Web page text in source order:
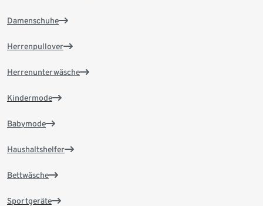
Damenschuhe
Herrenpullover
Herrenunterwäsche
Kindermode
Babymode
Haushaltshelfer
Bettwäsche
Sportgeräte